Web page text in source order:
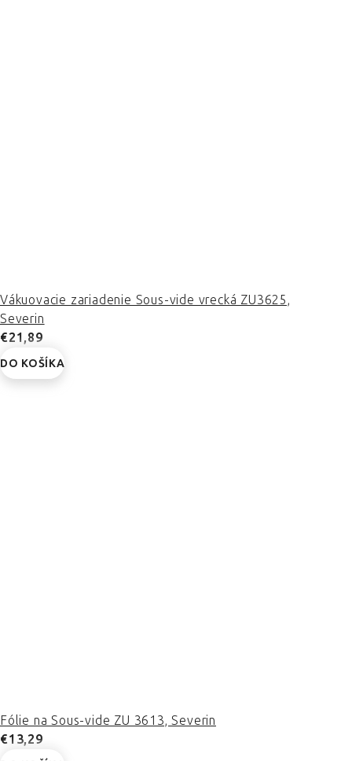
Vákuovacie zariadenie Sous-vide vrecká ZU3625,
Severin
€21,89
DO KOŠÍKA
Fólie na Sous-vide ZU 3613, Severin
€13,29